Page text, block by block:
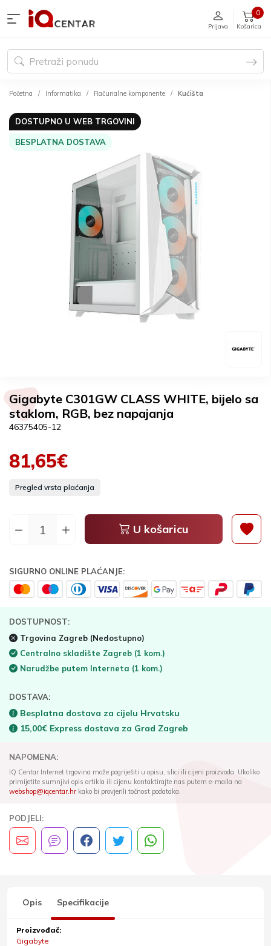
Prijava Košarica
0
Početna Informatika Računalne komponente Kućišta
DOSTUPNO U WEB TRGOVINI
BESPLATNA DOSTAVA
Gigabyte C301GW CLASS WHITE, bijelo sa
staklom, RGB, bez napajanja
46375405-12
81,65€
Pregled vrsta plaćanja
U košaricu
SIGURNO ONLINE PLAĆANJE:
DOSTUPNOST:
Trgovina Zagreb (Nedostupno)
Centralno skladište Zagreb (1 kom.)
Narudžbe putem Interneta (1 kom.)
DOSTAVA:
Besplatna dostava za cijelu Hrvatsku
15,00€ Express dostava za Grad Zagreb
NAPOMENA:
IQ Centar Internet trgovina može pogriješiti u opisu, slici ili cijeni proizvoda. Ukoliko
primijetite sumnjivi opis artikla ili cijenu kontaktirajte nas putem e-maila na
webshop@iqcentar.hrkako bi provjerili točnost podataka.
PODJELI:
Opis Specifikacije
Proizvođač:
Gigabyte